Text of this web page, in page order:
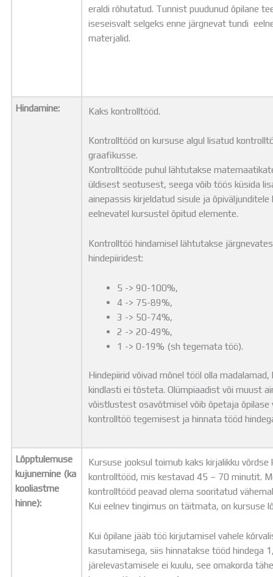
eraldi rõhutatud. Tunnist puudunud õpilane
iseseisvalt selgeks enne järgnevat tundi
materjalid.
Hindamine: Kaks kontrolltööd.
Kontrolltööd on kursuse algul lisatud
graafikusse.
Kontrolltööde puhul lähtutakse
üldisest seotusest, seega võib töös küsida
ainepassis kirjeldatud sisule ja õpiväljunditele
eelnevatel kursustel õpitud elemente.
Kontrolltöö hindamisel lähtutakse
hindepiiridest:
5 -> 90-100%,
4 -> 75-89%,
3 -> 50-74%,
2 -> 20-49%,
1 -> 0-19% (sh tegemata töö).
Hindepiirid võivad mõnel tööl olla madalamad,
kindlasti ei tõsteta. Olümpiaadist või muust
võistlustest osavõtmisel võib õpetaja õpilase
kontrolltöö tegemisest ja hinnata tööd
Lõpptulemuse
kujunemine (ka
kooliastme
hinne):
Kursuse jooksul toimub kaks kirjalikku võrdse
kontrolltööd, mis kestavad 45 – 70 minutit.
kontrolltööd peavad olema sooritatud
Kui eelnev tingimus on täitmata, on kursuse
Kui õpilane jääb töö kirjutamisel vahele
kasutamisega, siis hinnatakse tööd hindega
järelevastamisele ei kuulu, see omakorda